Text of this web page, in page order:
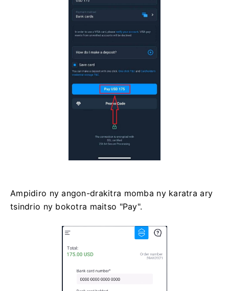
Ampidiro ny angon-drakitra momba ny karatra ary
tsindrio ny bokotra maitso "Pay".